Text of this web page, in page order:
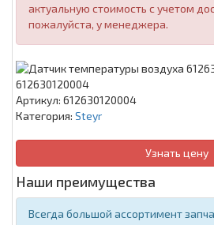
актуальную стоимость с учетом
пожалуйста, у менеджера.
Артикул: 612630120004
Категория: Steyr
Узнать цену
Наши преимущества
Всегда большой ассортимент